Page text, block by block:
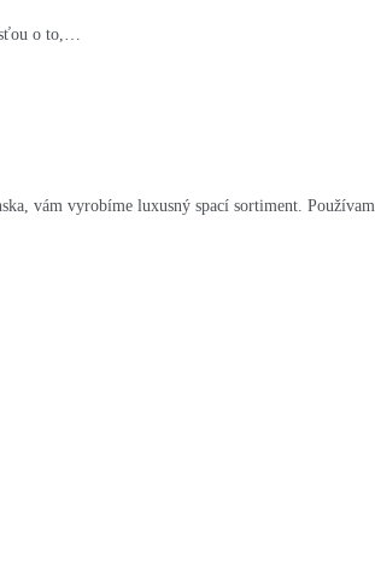
o to,…
vám vyrobíme luxusný spací sortiment.